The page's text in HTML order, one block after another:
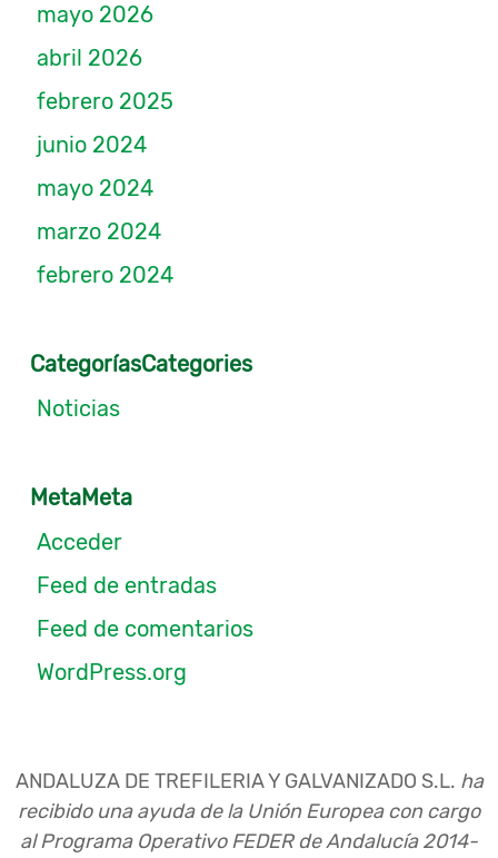
mayo 2026
abril 2026
febrero 2025
junio 2024
mayo 2024
marzo 2024
febrero 2024
CategoríasCategories
Noticias
MetaMeta
Acceder
Feed de entradas
Feed de comentarios
WordPress.org
ANDALUZA DE TREFILERIA Y GALVANIZADO S.L. ha
recibido una ayuda de la Unión Europea con cargo
al Programa Operativo FEDER de Andalucía 2014-